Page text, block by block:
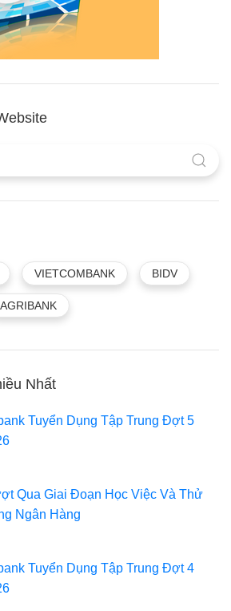
VIETCOMBANK BIDV
AGRIBANK
Nhất
Tuyển Dụng Tập Trung Đợt 5
Qua Giai Đoạn Học Việc Và Thử
Ngân Hàng
Tuyển Dụng Tập Trung Đợt 4